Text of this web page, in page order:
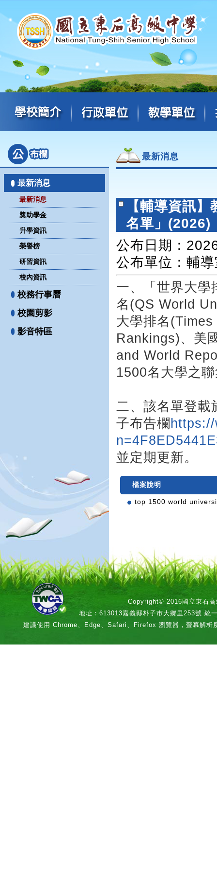
最新消息
最新消息
獎助學金
升學資訊
榮譽榜
研習資訊
校內資訊
校務行事曆
校園剪影
影音特區
最新消息
【輔導資訊
名單」(2026)
公布日期：
公布單位 ：輔
一、「世界大學
名(QS World
大學排名
Rankings)、美
and World
1500名大學之
二、該名單登
子布告欄
並定期更新。
檔案說明
top 1500 world
Copyright© 2016國立東石高
地址：613013嘉義縣朴子市大鄉里253號 統
建議使用 Chrome、Edge、Safari、Firefox 瀏覽器，螢幕解